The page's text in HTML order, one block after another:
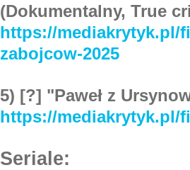
(Dokumentalny, True
https://mediakrytyk.pl/
zabojcow-2025
5) [?] "Paweł z
https://mediakrytyk.pl/
Seriale: